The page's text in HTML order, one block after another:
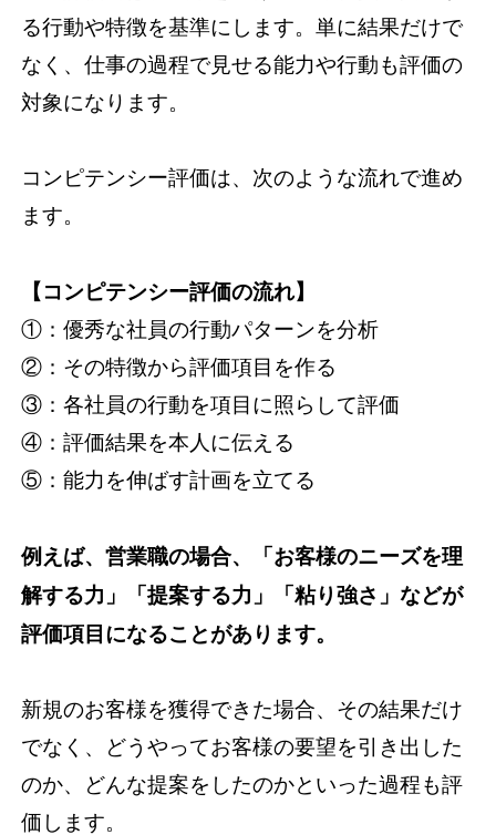
る行動や特徴を基準にします。単に結果だけで
なく、仕事の過程で見せる能力や行動も評価の
対象になります。
コンピテンシー評価は、次のような流れで進め
ます。
【コンピテンシー評価の流れ】
①：優秀な社員の行動パターンを分析
②：その特徴から評価項目を作る
③：各社員の行動を項目に照らして評価
④：評価結果を本人に伝える
⑤：能力を伸ばす計画を立てる
例えば、営業職の場合、「お客様のニーズを理
解する力」「提案する力」「粘り強さ」などが
評価項目になることがあります。
新規のお客様を獲得できた場合、その結果だけ
でなく、どうやってお客様の要望を引き出した
のか、どんな提案をしたのかといった過程も評
価します。